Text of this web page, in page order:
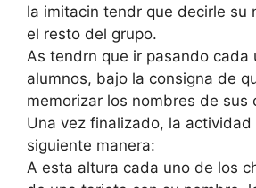
la imitacin tendr que decirle su
el resto del grupo.
As tendrn que ir pasando cada
alumnos, bajo la consigna de
memorizar los nombres de sus
Una vez finalizado, la
siguiente manera:
A esta altura cada uno de los